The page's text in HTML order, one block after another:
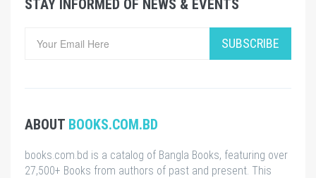
STAY INFORMED OF NEWS & EVENTS
SUBSCRIBE
ABOUT BOOKS.COM.BD
books.com.bd is a catalog of Bangla Books, featuring over
27,500+ Books from authors of past and present. This